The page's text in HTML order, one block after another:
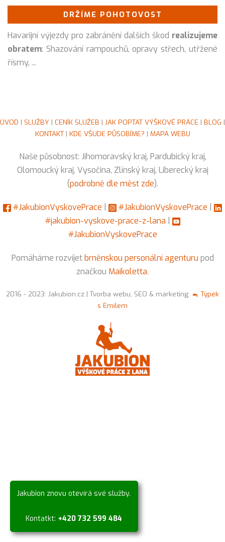
DRŽÍME POHOTOVOST
Havarijní výjezdy pro zabránění dalších škod realizujeme
obratem: Shazování rampouchů, opravy střech, utřžené
řísmy, ...
ÚVOD | SLUŽBY | CENÍK SLUŽEB | JAK POPTAT VÝŠKOVÉ PRÁCE | BLOG |
KONTAKT| KDE VŠUDE PŮSOBÍME? | MAPA WEBU
Naše působnost: Jihomoravský kraj, Pardubický kraj,
Olomoucký kraj, Vysočina, Zlínský kraj, Liberecký kraj
(podrobně dle měst zde).
#JakubionVyskovePrace #JakubionVyskovePrace
#jakubion-vyskove-prace-z-lana
#JakubionVyskovePrace
Pomáháme rozvíjet brněnskou personální agenturu pod
značkou Maikoletta.
2016 - 2023: Jakubion.cz | Tvorba webu, SEO & marketing: 🐁 Týpek
s Emilem
Jakubion znovu otevírá své služby.
Kontatkt: +420 732 599 484